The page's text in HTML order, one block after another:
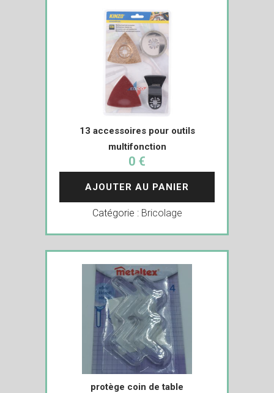
13 accessoires pour outils
multifonction
0 €
AJOUTER AU PANIER
Catégorie : Bricolage
protège coin de table